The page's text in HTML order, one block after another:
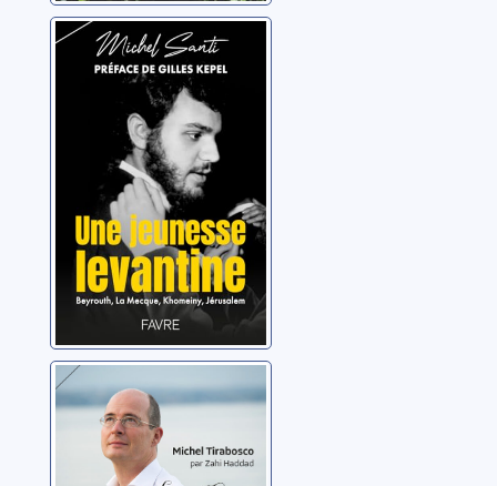
Une jeunesse
levantine:Beyrouth,
La Mecque,
Khomeiny,
Jérusalem
Santi, Michel
Le souffle de ma
vie
Tirabosco, Michel